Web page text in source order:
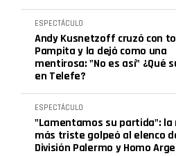
ESPECTÁCULO
Andy Kusnetzoff cruzó con
Pampita y la dejó como una
mentirosa: "No es así" ¿Qué
en Telefe?
ESPECTÁCULO
"Lamentamos su partida": la
más triste golpeó al elenco
División Palermo y Homo